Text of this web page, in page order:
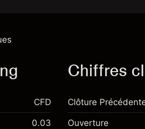
CFD
0.03
Chiffres
Clôture
Ouverture